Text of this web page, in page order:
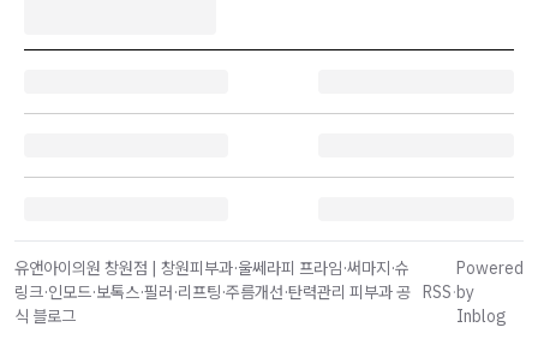
유앤아이의원 창원점 | 창원피부과·울쎄라피 프라임·써마지·슈
링크·인모드·보톡스·필러·리프팅·주름개선·탄력관리 피부과 공
식 블로그
RSS·
Powered
by
Inblog